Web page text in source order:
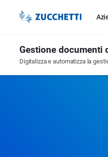
Gestione documenti
Digitalizza e automatizza la